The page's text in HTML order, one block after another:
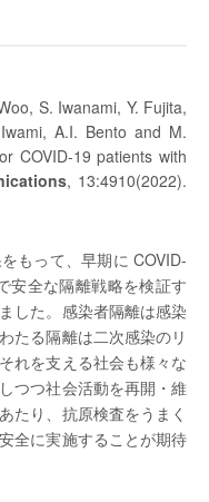
S. Iwanami, Y. Fujita,
A.I. Bento and M.
COVID-19 patients with
, 13:4910(2022).
もって、早期に COVID-
安全な隔離戦略を検証す
した。感染者隔離は感染
たる隔離は二次感染のリ
れを支える社会も様々な
つつ社会活動を再開・維
たり、抗原検査をうまく
全に実施することが期待